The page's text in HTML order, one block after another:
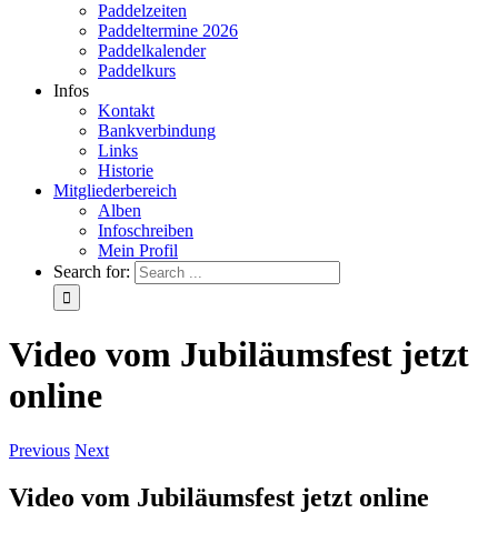
Paddelzeiten
Paddeltermine 2026
Paddelkalender
Paddelkurs
Infos
Kontakt
Bankverbindung
Links
Historie
Mitgliederbereich
Alben
Infoschreiben
Mein Profil
Search for:
Video vom Jubiläumsfest jetzt
online
Previous Next
Video vom Jubiläumsfest jetzt online